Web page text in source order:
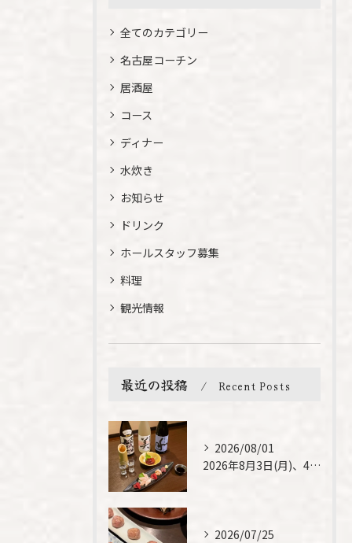
全てのカテゴリー
名古屋コーチン
居酒屋
コース
ディナー
水炊き
お知らせ
ドリンク
ホールスタッフ募集
料理
観光情報
最近の投稿 Recent Posts
2026/08/01
2026年8月3日(月)、4日(火)は、臨時休業させて頂きま...
2026/07/25